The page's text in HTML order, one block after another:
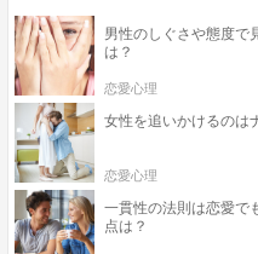
男性のしぐさや態度で
は？
恋愛心理
女性を追いかけるのは
恋愛心理
一貫性の法則は恋愛で
点は？